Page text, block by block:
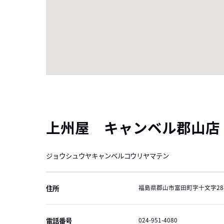
上州屋 キャンベル郡山店
ジョウシュウヤキャンベルコウリヤマテン
住所 福島県郡山市富田町字十文字
電話番号 024-951-4080